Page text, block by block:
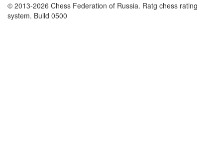
© 2013-2026 Chess Federation of Russia. Ratg chess rating
system. Build 0500